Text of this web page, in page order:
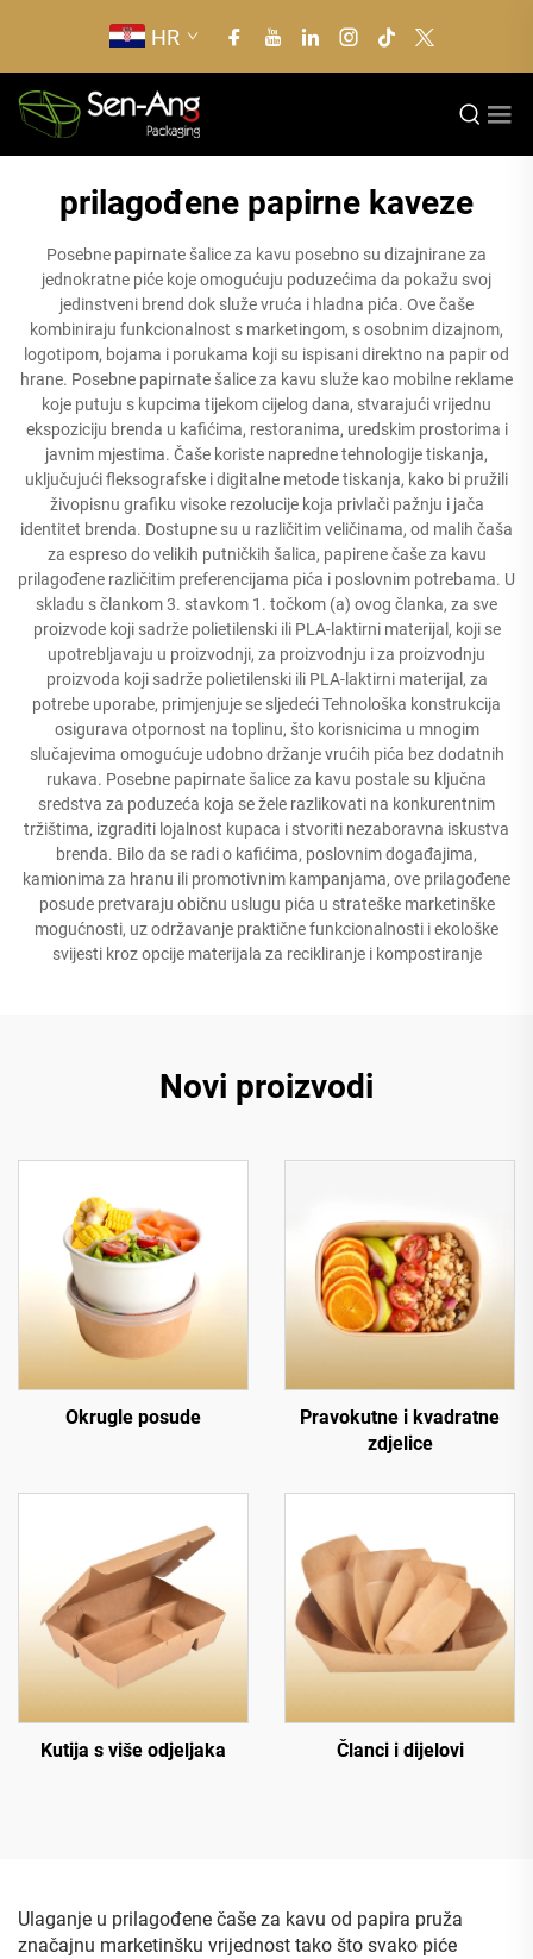
HR
prilagođene papirne kaveze
Posebne papirnate šalice za kavu posebno su dizajnirane za
jednokratne piće koje omogućuju poduzećima da pokažu svoj
jedinstveni brend dok služe vruća i hladna pića. Ove čaše
kombiniraju funkcionalnost s marketingom, s osobnim dizajnom,
logotipom, bojama i porukama koji su ispisani direktno na papir od
hrane. Posebne papirnate šalice za kavu služe kao mobilne reklame
koje putuju s kupcima tijekom cijelog dana, stvarajući vrijednu
ekspoziciju brenda u kafićima, restoranima, uredskim prostorima i
javnim mjestima. Čaše koriste napredne tehnologije tiskanja,
uključujući fleksografske i digitalne metode tiskanja, kako bi pružili
živopisnu grafiku visoke rezolucije koja privlači pažnju i jača
identitet brenda. Dostupne su u različitim veličinama, od malih čaša
za espreso do velikih putničkih šalica, papirene čaše za kavu
prilagođene različitim preferencijama pića i poslovnim potrebama. U
skladu s člankom 3. stavkom 1. točkom (a) ovog članka, za sve
proizvode koji sadrže polietilenski ili PLA-laktirni materijal, koji se
upotrebljavaju u proizvodnji, za proizvodnju i za proizvodnju
proizvoda koji sadrže polietilenski ili PLA-laktirni materijal, za
potrebe uporabe, primjenjuje se sljedeći Tehnološka konstrukcija
osigurava otpornost na toplinu, što korisnicima u mnogim
slučajevima omogućuje udobno držanje vrućih pića bez dodatnih
rukava. Posebne papirnate šalice za kavu postale su ključna
sredstva za poduzeća koja se žele razlikovati na konkurentnim
tržištima, izgraditi lojalnost kupaca i stvoriti nezaboravna iskustva
brenda. Bilo da se radi o kafićima, poslovnim događajima,
kamionima za hranu ili promotivnim kampanjama, ove prilagođene
posude pretvaraju običnu uslugu pića u strateške marketinške
mogućnosti, uz održavanje praktične funkcionalnosti i ekološke
svijesti kroz opcije materijala za recikliranje i kompostiranje
Novi proizvodi
Okrugle posude
Pravokutne i kvadratne
zdjelice
Kutija s više odjeljaka Članci i dijelovi
Ulaganje u prilagođene čaše za kavu od papira pruža
značajnu marketinšku vrijednost tako što svako piće